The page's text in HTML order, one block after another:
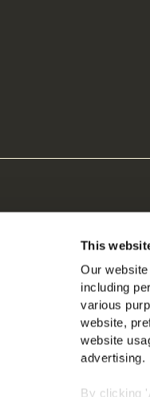
This
Our
including
various
website,
website
advertising.
By clicking